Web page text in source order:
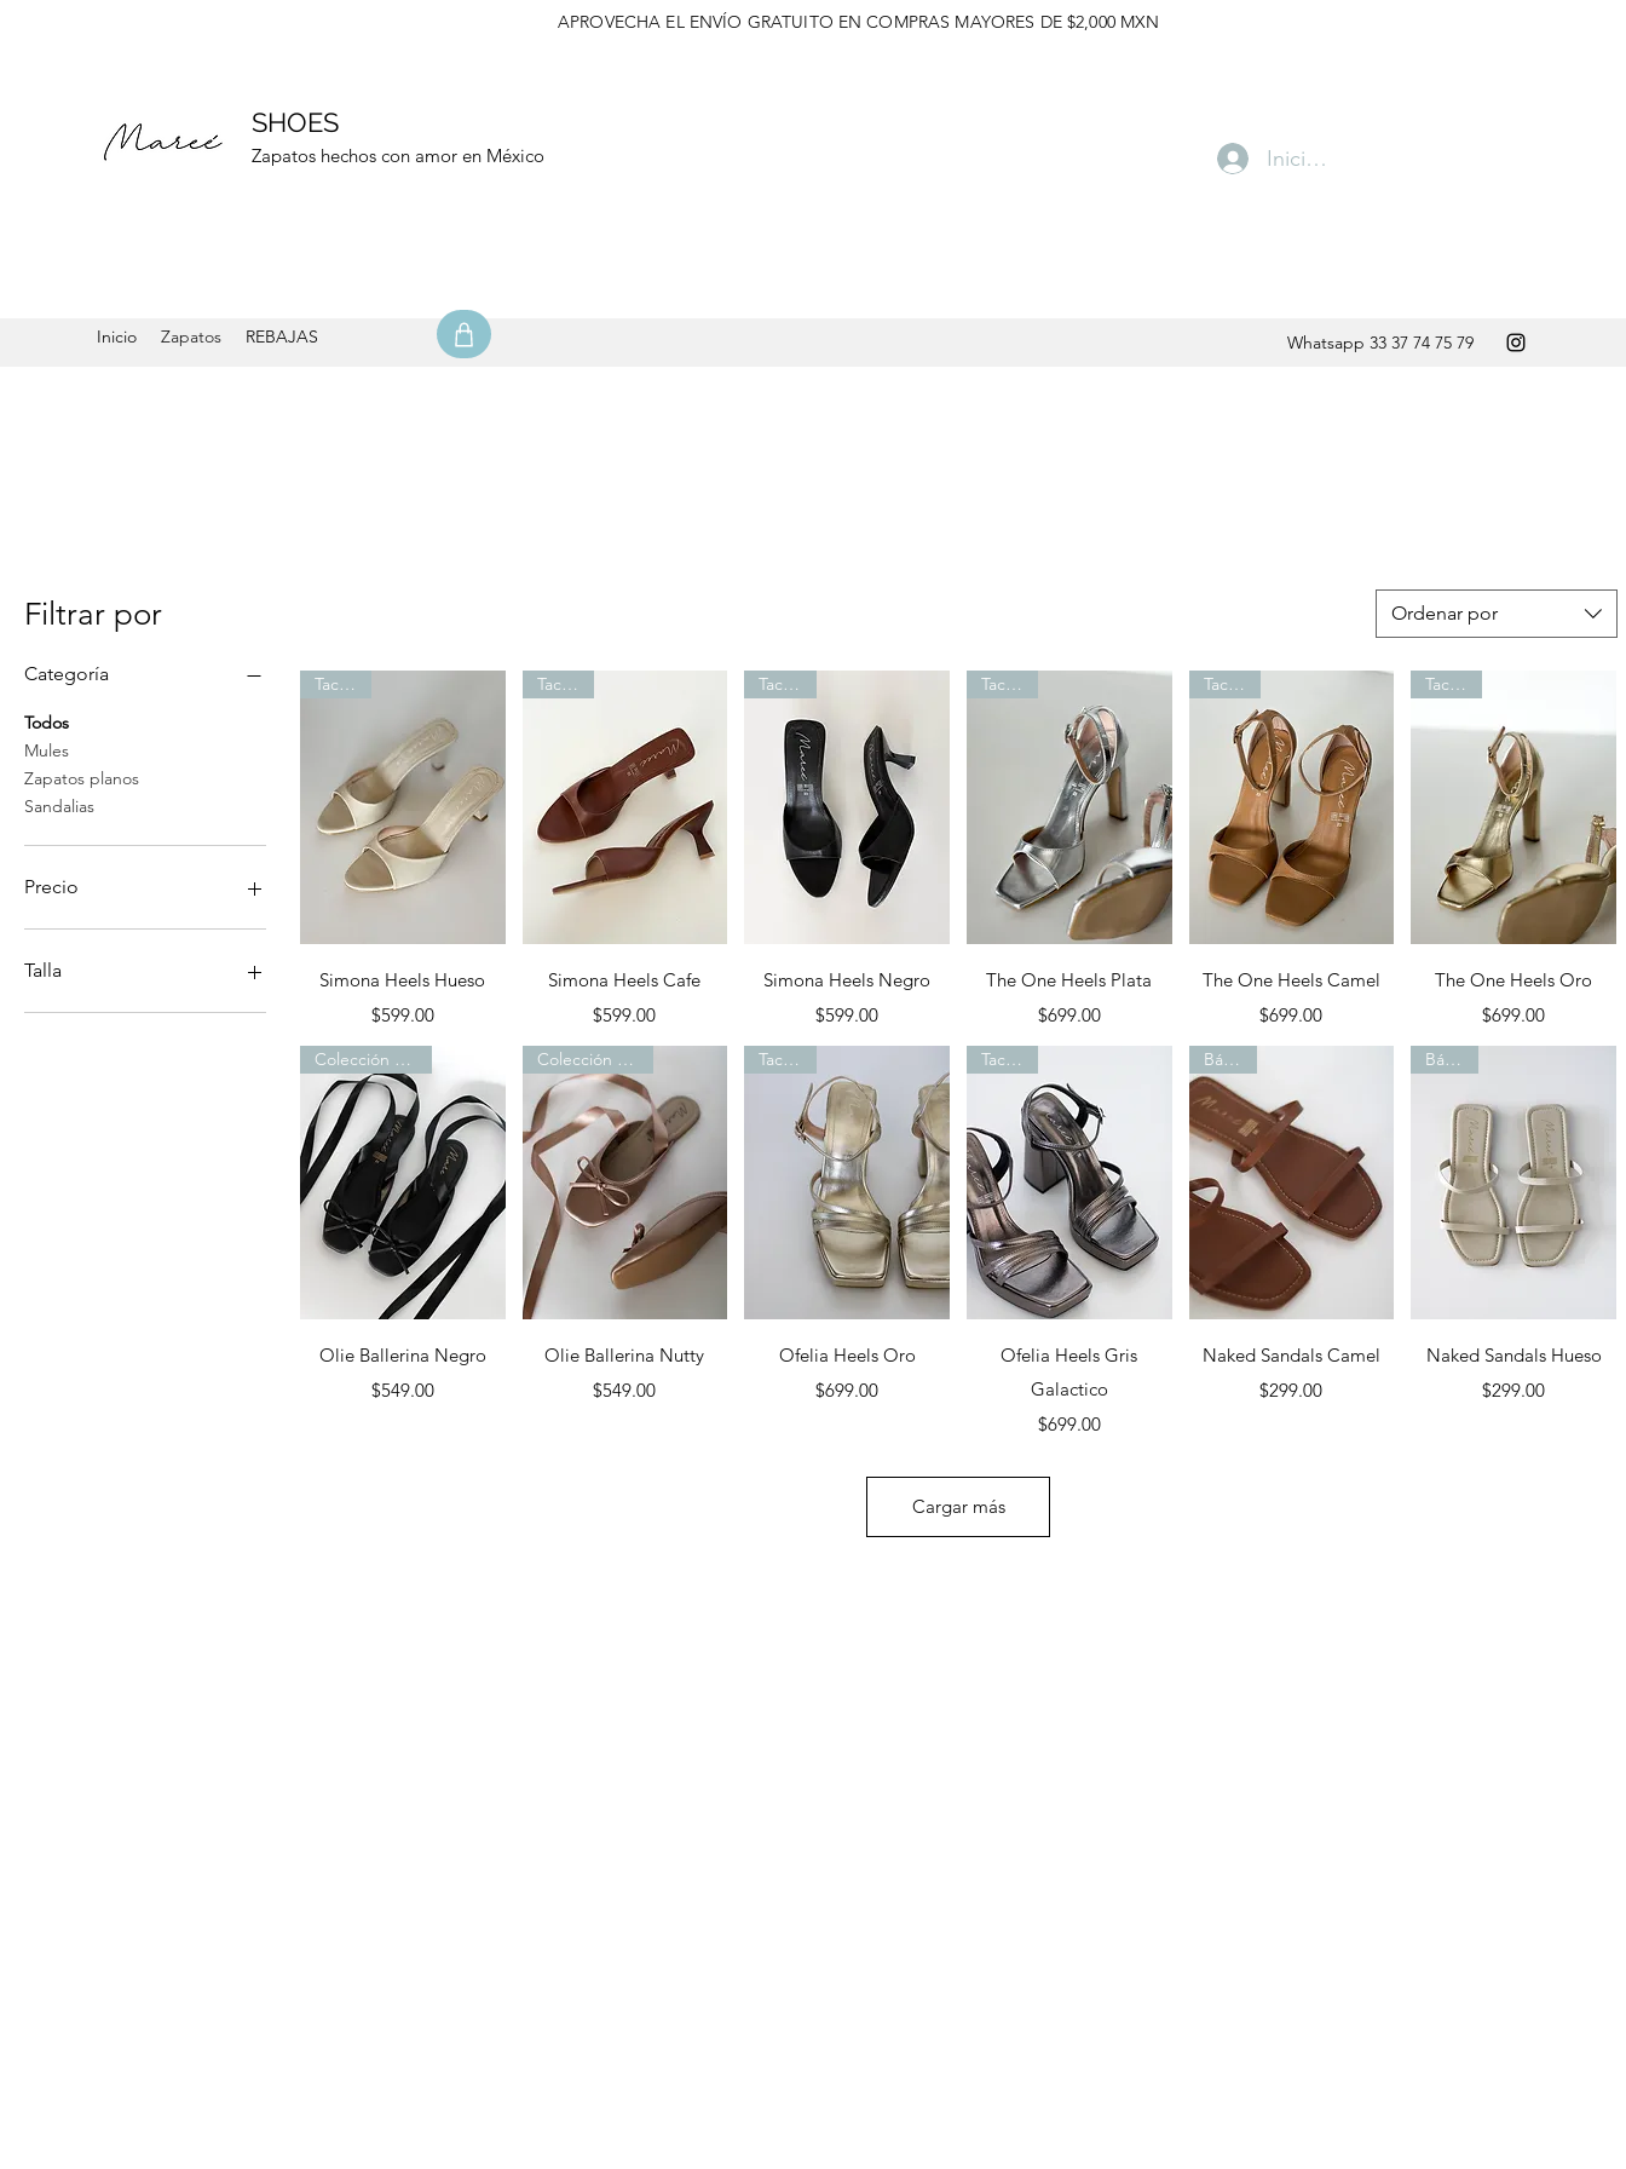
APROVECHA EL ENVÍO GRATUITO EN COMPRAS MAYORES DE $2,000 MXN
SHOES
Zapatos hechos con amor en México Iniciar sesión
Inicio Zapatos REBAJAS Whatsapp 33 37 74 75 79
Filtrar por
Categoría
Todos
Mules
Zapatos planos
Sandalias
Precio
Talla
22
Ordenar por
Vista rápida
Tacones
Simona Heels Hueso
Precio
$599.00
Vista rápida
Tacones
Simona Heels Cafe
Precio
$599.00
Vista rápida
Tacones
Simona Heels Negro
Precio
$599.00
Vista rápida
Tacones
The One Heels Plata
Precio
$699.00
Vista rápida
Tacones
The One Heels Camel
Precio
$699.00
Vista rápida
Tacones
The One Heels Oro
Precio
$699.00
Vista rápida
Colección de flats
Olie Ballerina Negro
Precio
$549.00
Vista rápida
Colección de flats
Olie Ballerina Nutty
Precio
$549.00
Vista rápida
Tacones
Ofelia Heels Oro
Precio
$699.00
Vista rápida
Tacones
Ofelia Heels Gris
Galactico
Precio
$699.00
Vista rápida
Básicos
Naked Sandals Camel
Precio
$299.00
Vista rápida
Básicos
Naked Sandals Hueso
Precio
$299.00
Cargar más